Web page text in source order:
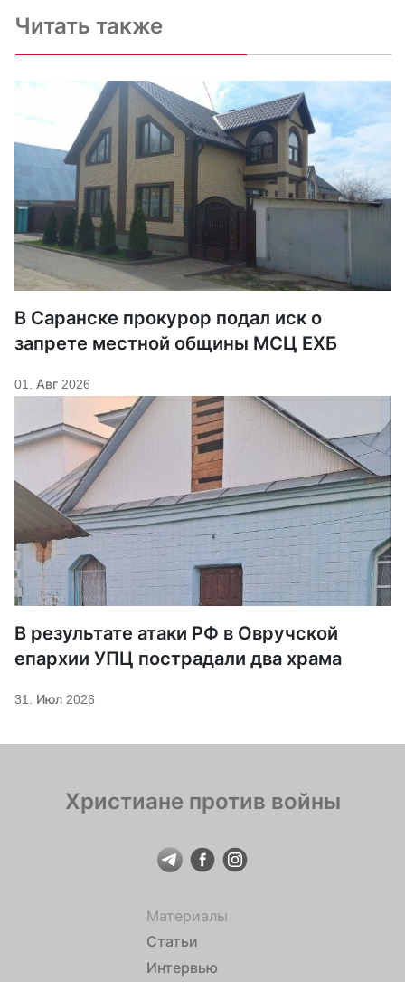
Читать также
В Саранске прокурор подал иск о
запрете местной общины МСЦ ЕХБ
01. Авг 2026
В результате атаки РФ в Овручской
епархии УПЦ пострадали два храма
31. Июл 2026
Христиане против войны
Материалы
Статьи
Интервью